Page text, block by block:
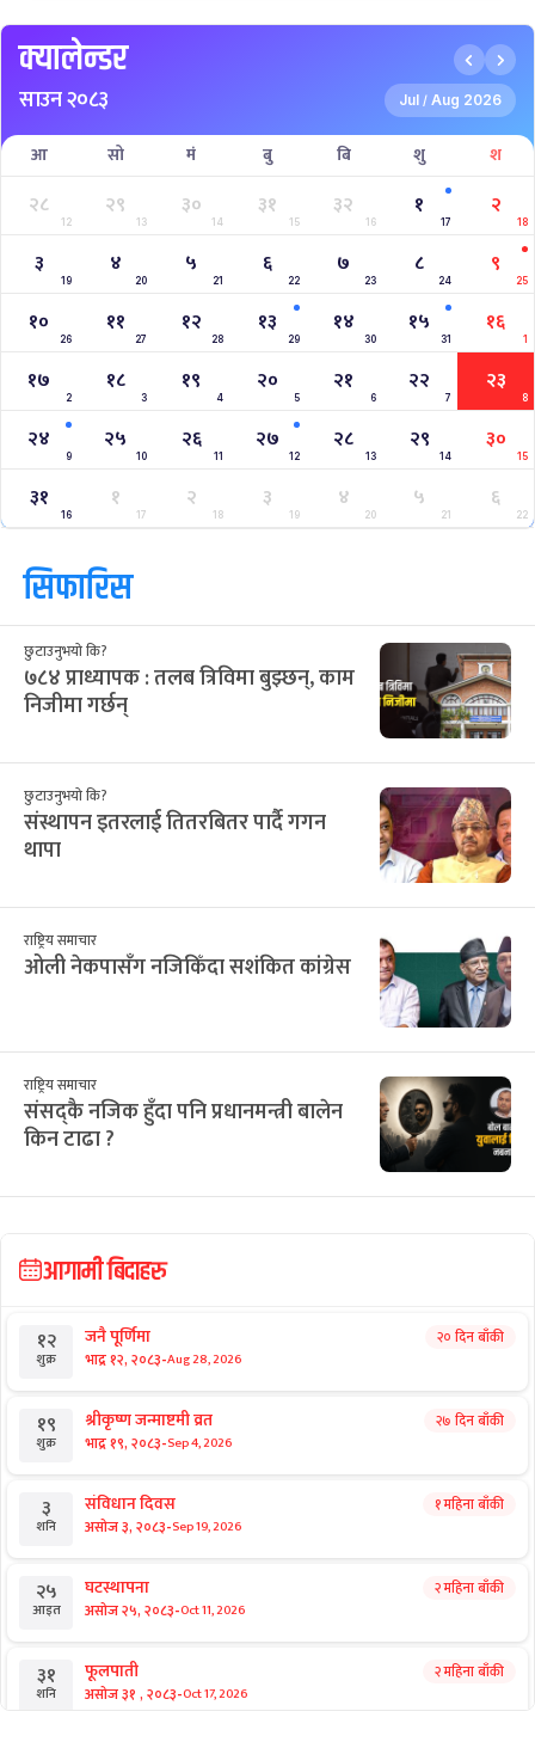
क्यालेन्डर
साउन २०८३ Jul / Aug 2026
आ सो मं बु बि शु श
२८
12
२९
13
३०
14
३१
15
३२
16
१
17
२
18
३
19
४
20
५
21
६
22
७
23
८
24
९
25
१०
26
११
27
१२
28
१३
29
१४
30
१५
31
१६
1
१७
2
१८
3
१९
4
२०
5
२१
6
२२
7
२३
8
२४
9
२५
10
२६
11
२७
12
२८
13
२९
14
३०
15
३१
16
१
17
२
18
३
19
४
20
५
21
६
22
सिफारिस
छुटाउनुभयो कि?
७८४ प्राध्यापक : तलब त्रिविमा बुझ्छन्, काम
निजीमा गर्छन्
छुटाउनुभयो कि?
संस्थापन इतरलाई तितरबितर पार्दै गगन
थापा
राष्ट्रिय समाचार
ओली नेकपासँग नजिकिँदा सशंकित कांग्रेस
राष्ट्रिय समाचार
संसद्कै नजिक हुँदा पनि प्रधानमन्त्री बालेन
किन टाढा ?
आगामी बिदाहरु
१२
शुक्र
जनै पूर्णिमा
भाद्र १२, २०८३-Aug 28, 2026
२० दिन बाँकी
१९
शुक्र
श्रीकृष्ण जन्माष्टमी व्रत
भाद्र १९, २०८३-Sep 4, 2026
२७ दिन बाँकी
३
शनि
संविधान दिवस
असोज ३, २०८३-Sep 19, 2026
१ महिना बाँकी
२५
आइत
घटस्थापना
असोज २५, २०८३-Oct 11, 2026
२ महिना बाँकी
३१
शनि
फूलपाती
असोज ३१ , २०८३-Oct 17, 2026
२ महिना बाँकी